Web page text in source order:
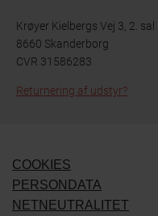
Krøyer Kielbergs Vej 3, 2. sal
8660 Skanderborg
CVR 31586283
Returnering af udstyr?
COOKIES
PERSONDATA
NETNEUTRALITET